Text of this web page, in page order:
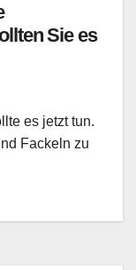
Sie es
es jetzt tun.
Fackeln zu